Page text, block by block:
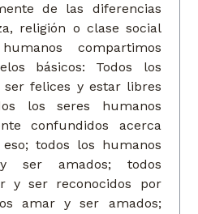
de las diferencias
religión o clase social
compartimos
básicos: Todos los
ser felices y estar libres
los seres humanos
confundidos acerca
todos los humanos
ser amados; todos
y ser reconocidos por
amar y ser amados;